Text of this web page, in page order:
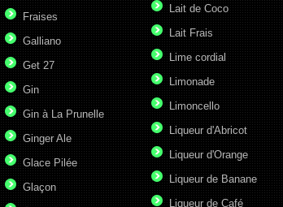
Fraises
Galliano
Get 27
Gin
Gin à La Prunelle
Ginger Ale
Glace Pilée
Glaçon
Lait de Coco
Lait Frais
Lime cordial
Limonade
Limoncello
Liqueur d'Abricot
Liqueur d'Orange
Liqueur de Banane
Liqueur de Café